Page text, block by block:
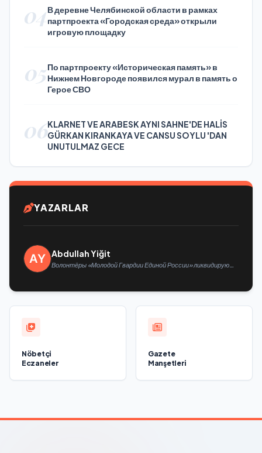
04В деревне Челябинской области в рамках
партпроекта «Городская среда» открыли
игровую площадку
05По партпроекту «Историческая память» в
Нижнем Новгороде появился мурал в память о
Герое СВО
06KLARNET VE ARABESK AYNI SAHNE'DE HALİS
GÜRKAN KIRANKAYA VE CANSU SOYLU 'DAN
UNUTULMAZ GECE
YAZARLAR
Abdullah Yiğit
Волонтёры «Молодой Гвардии Единой России» ликвидируют
Nöbetçi
Eczaneler
Gazete
Manşetleri